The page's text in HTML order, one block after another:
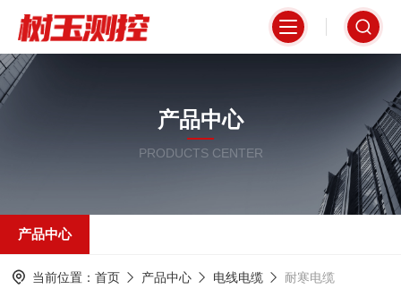
产品中心
PRODUCTS CENTER
产品中心
当前位置： 首页 产品中心 电线电缆 耐寒电缆